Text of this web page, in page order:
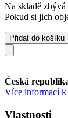
Na skladě
Pokud si jich
Přidat do košíku
Česká
Více informací k
Vlastnosti